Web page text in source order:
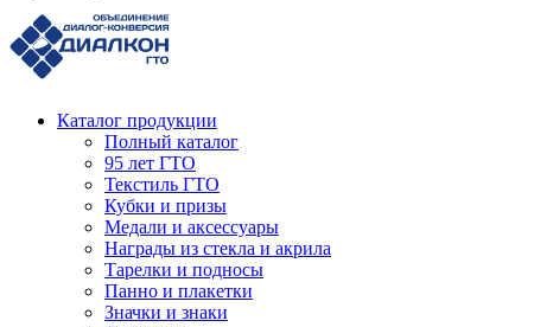
Каталог продукции
Полный каталог
95 лет ГТО
Текстиль ГТО
Кубки и призы
Медали и аксессуары
Награды из стекла и акрила
Тарелки и подносы
Панно и плакетки
Значки и знаки